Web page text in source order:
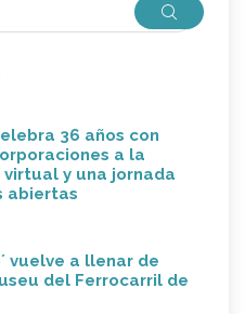
36 años con
a la
virtual y una jornada
abiertas
vuelve a llenar de
del Ferrocarril de